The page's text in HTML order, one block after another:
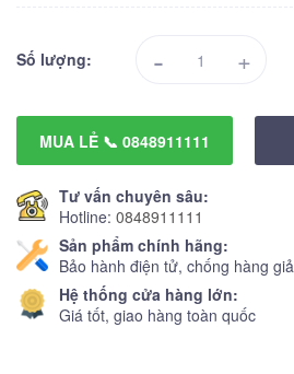
Số lượng: - +
MUA LẺ 📞 0848911111
Tư vấn chuyên sâu:
Hotline: 0848911111
Sản phẩm chính hãng:
Bảo hành điện tử, chống hàng giả
Hệ thống cửa hàng lớn:
Giá tốt, giao hàng toàn quốc